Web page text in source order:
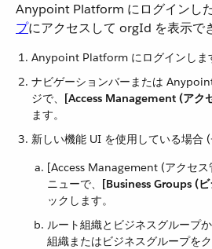
Anypoint Platform にログインし
プにアクセスして orgId を表示で
Anypoint Platform にログインしま
ナビゲーションバーまたは
ジで、​ [Access Management (アク
ます。
新しい機能 UI を使用している場合
[Access Management (アクセス
ニューで、​ [Business Groups (
ックします。
ルート組織とビジネスグループ
組織またはビジネスグループをク